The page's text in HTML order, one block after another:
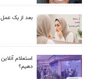
بعد از یک عمل
استعلام
دهیم؟